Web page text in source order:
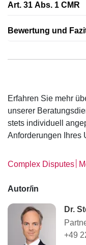
Art. 31 Abs. 1 CMR
Bewertung und
Erfahren Sie mehr
unserer
stets individuell
Anforderungen Ihres
Complex Disputes
Autor/in
Dr.
+49